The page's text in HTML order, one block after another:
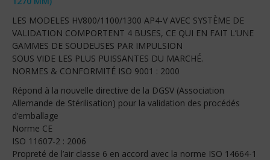
LES MODELES HV800/1100/1300 AP4-V AVEC SYSTÈME DE
VALIDATION COMPORTENT 4 BUSES, CE QUI EN FAIT L’UNE
GAMMES DE SOUDEUSES PAR IMPULSION
SOUS VIDE LES PLUS PUISSANTES DU MARCHÉ.
NORMES & CONFORMITÉ ISO 9001 : 2000
Répond à la nouvelle directive de la DGSV (Association
Allemande de Stérilisation) pour la validation des procédés
d’emballage
Norme CE
ISO 11607-2 : 2006
Propreté de l’air classe 6 en accord avec la norme ISO 14664-1